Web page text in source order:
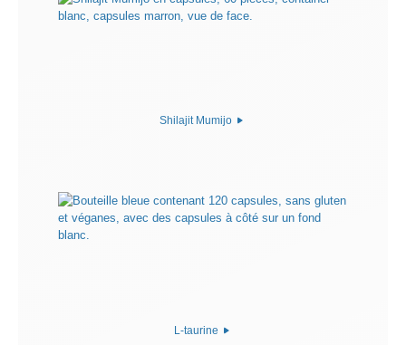
Shilajit Mumijo
L-taurine